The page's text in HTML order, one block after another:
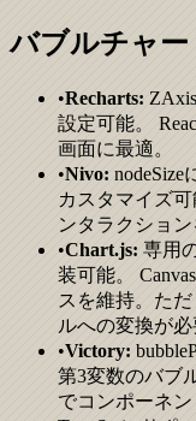
バブルチャー
•Recharts:
設定可能。
画面に最適。
•Nivo:
カスタマイズ
ンタラクショ
•Chart.js: 専用
装可能。
スを維持。た
ルへの変換が必
•Victory:
第3変数のバブ
でコンポーネン